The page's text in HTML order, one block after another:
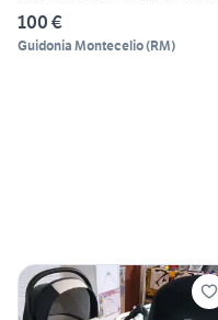
100 €
Guidonia Montecelio(RM)